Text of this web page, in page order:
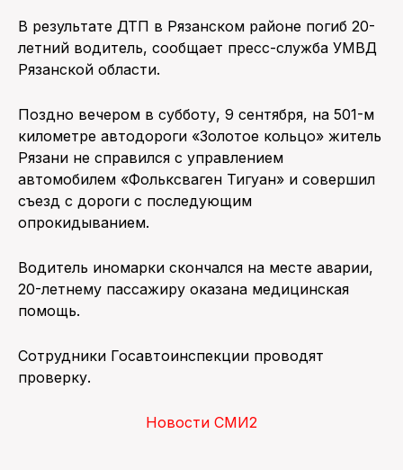
В результате ДТП в Рязанском районе погиб 20-
летний водитель, сообщает пресс-служба УМВД
Рязанской области.
Поздно вечером в субботу, 9 сентября, на 501-м
километре автодороги «Золотое кольцо» житель
Рязани не справился с управлением
автомобилем «Фольксваген Тигуан» и совершил
съезд с дороги с последующим
опрокидыванием.
Водитель иномарки скончался на месте аварии,
20-летнему пассажиру оказана медицинская
помощь.
Сотрудники Госавтоинспекции проводят
проверку.
Новости СМИ2